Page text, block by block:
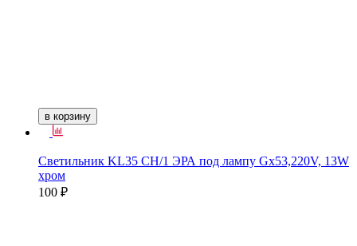
в корзину
Светильник KL35 CH/1 ЭРА под лампу Gx53,220V, 13W
хром
100 ₽